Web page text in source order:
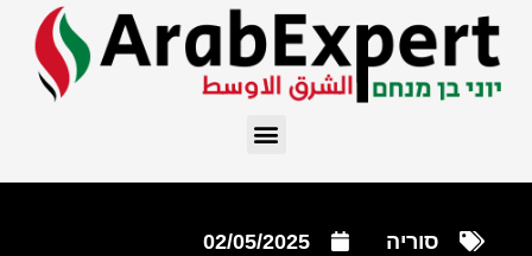
סוריה 02/05/2025